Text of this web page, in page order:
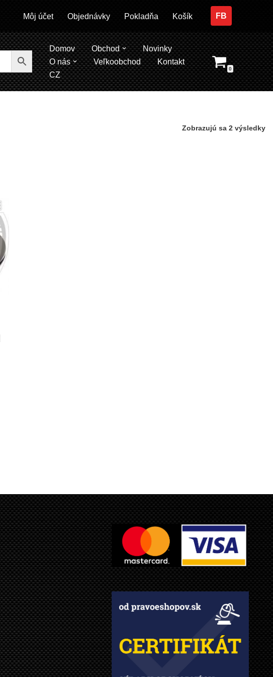
Môj účet Objednávky Pokladňa Košík FB
Domov Obchod
Novinky
O nás
Veľkoobchod
Kontakt
CZ
0
Zobrazujú sa 2 výsledky